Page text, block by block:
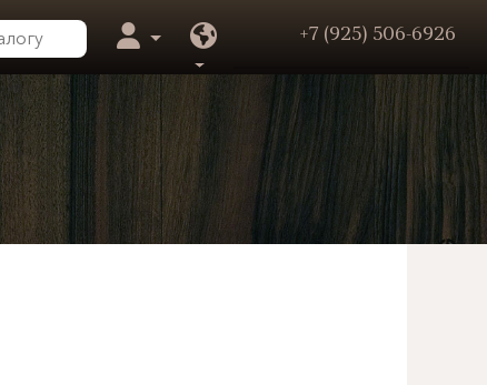
+7 (925) 506-6926